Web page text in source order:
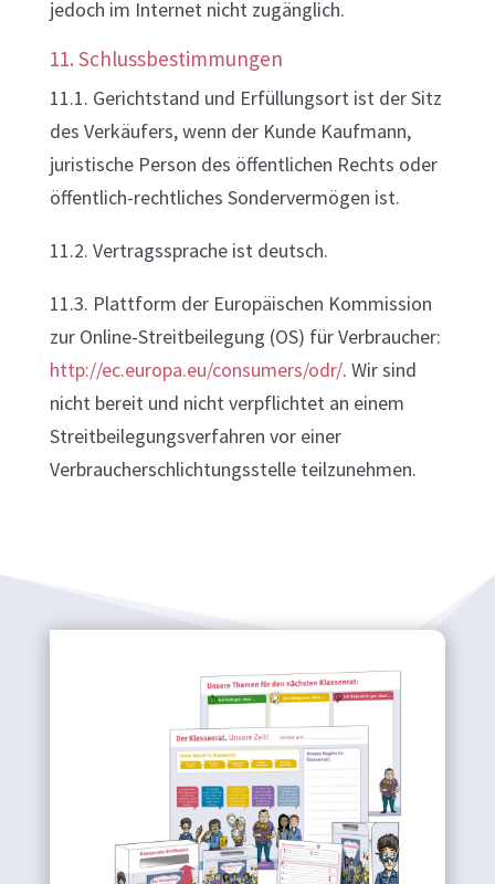
jedoch im Internet nicht zugänglich.
11. Schlussbestimmungen
11.1. Gerichtstand und Erfüllungsort ist der Sitz
des Verkäufers, wenn der Kunde Kaufmann,
juristische Person des öffentlichen Rechts oder
öffentlich-rechtliches Sondervermögen ist.
11.2. Vertragssprache ist deutsch.
11.3. Plattform der Europäischen Kommission
zur Online-Streitbeilegung (OS) für Verbraucher:
http://ec.europa.eu/consumers/odr/. Wir sind
nicht bereit und nicht verpflichtet an einem
Streitbeilegungsverfahren vor einer
Verbraucherschlichtungsstelle teilzunehmen.